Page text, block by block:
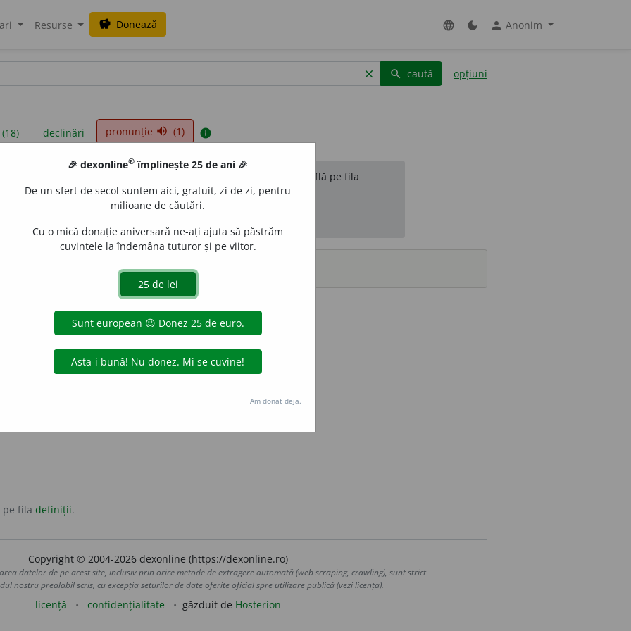
Resurse savings Donează language dark_mode person Anonim
clear search caută opțiuni
declinări pronunție volume_up (1) info
sunt compilate de echipa dexonline. Definițiile originale se află pe fila
reordona filele pe pagina depreferințe.
surse
pe fila definiții.
Copyright © 2004-2026 dexonline (https://dexonline.ro)
datelor de pe acest site, inclusiv prin orice metode de extragere automată (web scraping, crawling), sunt strict
nostru prealabil scris, cu excepția seturilor de date oferite oficial spre utilizare publică (vezi licența).
licență confidențialitate găzduit de Hosterion
🎉 dexonline® împlinește 25 de ani 🎉
De un sfert de secol suntem aici, gratuit, zi de zi, pentru
milioane de căutări.
Cu o mică donație aniversară ne-ați ajuta să păstrăm
cuvintele la îndemâna tuturor și pe viitor.
Am donat deja.